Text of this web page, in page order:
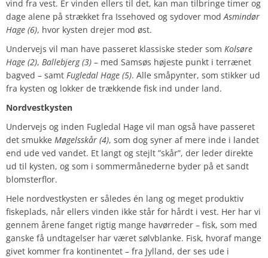
vind fra vest. Er vinden ellers til det, kan man tilbringe timer og
dage alene på strækket fra Issehoved og sydover modAsmindør
Hage (6), hvor kysten drejer mod øst.
Undervejs vil man have passeret klassiske steder som Kolsøre
Hage (2), Ballebjerg (3) – med Samsøs højeste punkt i terrænet
bagved – samt Fugledal Hage (5). Alle småpynter, som stikker ud
fra kysten og lokker de trækkende fisk ind under land.
Nordvestkysten
Undervejs og inden Fugledal Hage vil man også have passeret
det smukke Møgelsskår (4), som dog syner af mere inde i landet
end ude ved vandet. Et langt og stejlt ”skår”, der leder direkte
ud til kysten, og som i sommermånederne byder på et sandt
blomsterflor.
Hele nordvestkysten er således én lang og meget produktiv
fiskeplads, når ellers vinden ikke står for hårdt i vest. Her har vi
gennem årene fanget rigtig mange havørreder – fisk, som med
ganske få undtagelser har været sølvblanke. Fisk, hvoraf mange
givet kommer fra kontinentet – fra Jylland, der ses ude i